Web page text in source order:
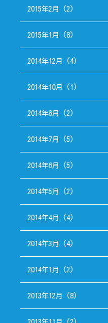
2015年2月 (2)
2015年1月 (8)
2014年12月 (4)
2014年10月 (1)
2014年8月 (2)
2014年7月 (5)
2014年6月 (5)
2014年5月 (2)
2014年4月 (4)
2014年3月 (4)
2014年1月 (2)
2013年12月 (8)